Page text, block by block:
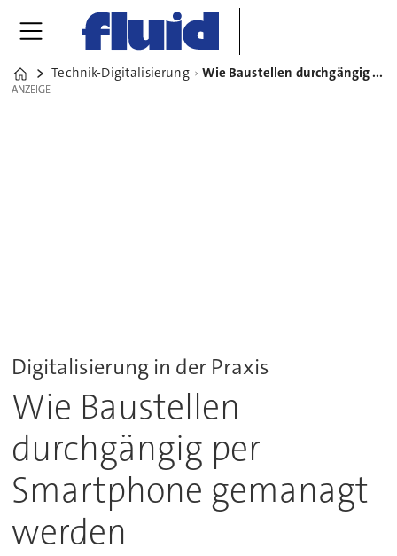
Home
Technik-Digitalisierung Wie Baustellen durchgängig per Smartphone gemanagt werden
ANZEIGE
ANZEIGE
Digitalisierung in der Praxis
Wie Baustellen
durchgängig per
Smartphone gemanagt
werden